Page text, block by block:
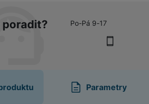
Marketingové cookies používáme my nebo
na našich stránkách, tak na stránkách
poradit? Po-Pá 9-17
Parametry